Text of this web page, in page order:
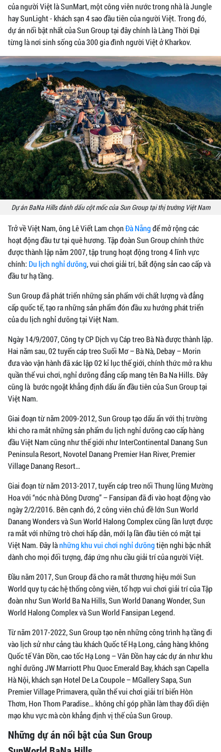
của người Việt là SunMart, một công viên nước trong nhà là Jungle
hay SunLight - khách sạn 4 sao đầu tiên của người Việt. Trong đó,
dự án nổi bật nhất của Sun Group tại đây chính là Làng Thời Đại
từng là nơi sinh sống của 300 gia đình người Việt ở Kharkov.
Dự án BaNa Hills đánh dấu cột mốc của Sun Group tại thị trường Việt Nam
Trở về Việt Nam, ông Lê Viết Lam chọnĐà Nẵngđể mở rộng các
hoạt động đầu tư tại quê hương. Tập đoàn Sun Group chính thức
được thành lập năm 2007, tập trung hoạt động trong 4 lĩnh vực
chính: Du lịch nghỉ dưỡng, vui chơi giải trí, bất động sản cao cấp và
đầu tư hạ tầng.
Sun Group đã phát triển những sản phẩm với chất lượng và đẳng
cấp quốc tế, tạo ra những sản phẩm đón đầu xu hướng phát triển
của du lịch nghỉ dưỡng tại Việt Nam.
Ngày 14/9/2007, Công ty CP Dịch vụ Cáp treo Bà Nà được thành lập.
Hai năm sau, 02 tuyến cáp treo Suối Mơ – Bà Nà, Debay – Morin
đưa vào vận hành đã xác lập 02 kỉ lục thế giới, chính thức mở ra khu
quần thể vui chơi, nghỉ dưỡng đẳng cấp mang tên Ba Na Hills. Đây
cũng là bước ngoặt khẳng định dấu ấn đầu tiên của Sun Group tại
Việt Nam.
Giai đoạn từ năm 2009-2012, Sun Group tạo dấu ấn với thị trường
khi cho ra mắt những sản phẩm du lịch nghỉ dưỡng cao cấp hàng
đầu Việt Nam cũng như thế giới như InterContinental Danang Sun
Peninsula Resort, Novotel Danang Premier Han River, Premier
Village Danang Resort…
Giai đoạn từ năm 2013-2017, tuyến cáp treo nối Thung lũng Mường
Hoa với “nóc nhà Đông Dương” – Fansipan đã đi vào hoạt động vào
ngày 2/2/2016. Bên cạnh đó, 2 công viên chủ đề lớn Sun World
Danang Wonders và Sun World Halong Complex cũng lần lượt được
ra mắt với những trò chơi hấp dẫn, mới lạ lần đầu tiên có mặt tại
Việt Nam. Đây lànhững khu vui chơi nghỉ dưỡngtiện nghi bậc nhất
dành cho mọi đối tượng, đáp ứng nhu cầu giải trí của người Việt.
Đầu năm 2017, Sun Group đã cho ra mắt thương hiệu mới Sun
World quy tụ các hệ thống công viên, tổ hợp vui chơi giải trí của Tập
đoàn như Sun World Ba Na Hills, Sun World Danang Wonder, Sun
World Halong Complex và Sun World Fansipan Legend.
Từ năm 2017-2022, Sun Group tạo nên những công trình hạ tầng đi
vào lịch sử như cảng tàu khách Quốc tế Hạ Long, cảng hàng không
Quốc tế Vân Đồn, cao tốc Hạ Long – Vân Đồn hay các dự án như khu
nghỉ dưỡng JW Marriott Phu Quoc Emerald Bay, khách sạn Capella
Hà Nội, khách sạn Hotel De La Coupole – MGallery Sapa, Sun
Premier Village Primavera, quần thể vui chơi giải trí biển Hòn
Thơm, Hon Thom Paradise… không chỉ góp phần làm thay đổi diện
mạo khu vực mà còn khẳng định vị thế của Sun Group.
Những dự án nổi bật của Sun Group